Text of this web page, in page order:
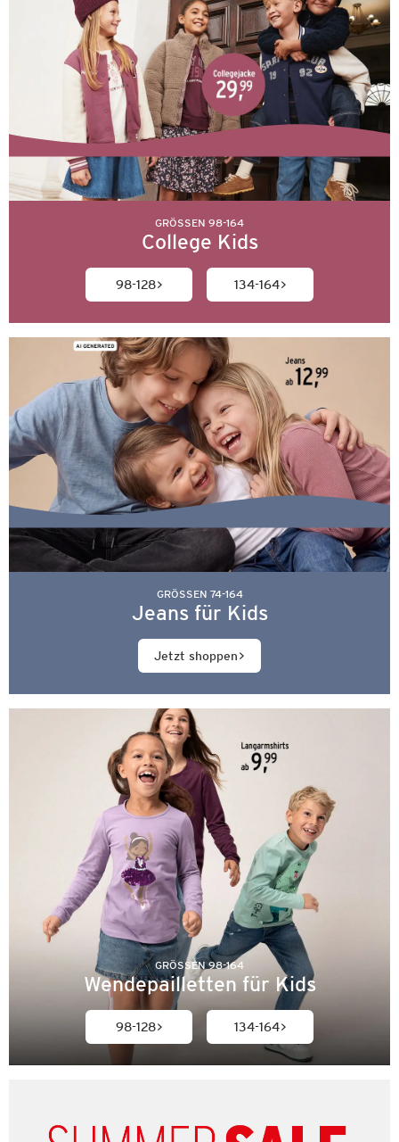
GRÖSSEN 98-164
College Kids
98-128 134-164
GRÖSSEN 74-164
Jeans für Kids
Jetzt shoppen
GRÖSSEN 98-164
Wendepailletten für Kids
98-128 134-164